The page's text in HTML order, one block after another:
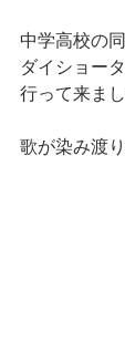
中学高校の
ダイショー
行って来ま
歌が染み渡